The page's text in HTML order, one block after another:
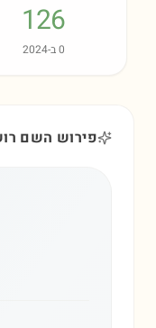
126
0ב-2024
פירוש השם